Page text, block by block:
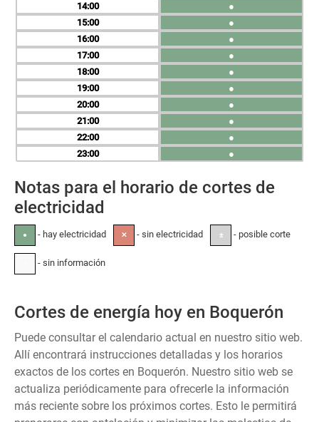
14
15
16
17
18
19
20
21
22
23
●
●
●
●
●
●
●
●
●
●
Notas para el horario de cortes de
electricidad
● - hay electricidad ✕ - sin electricidad ± - posible corte
- sin información
Cortes de energía hoy en Boquerón
Puede consultar el calendario actual en nuestro sitio web.
Allí encontrará instrucciones detalladas y los horarios
exactos de los cortes en Boquerón. Nuestro sitio web se
actualiza periódicamente para ofrecerle la información
más reciente sobre los próximos cortes. Esto le permitirá